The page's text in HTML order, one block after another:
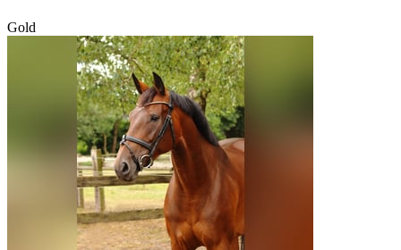
Gold